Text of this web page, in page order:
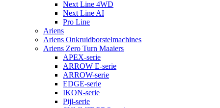
Next Line 4WD
Next Line AI
Pro Line
Ariens
Ariens Onkruidborstelmachines
Ariens Zero Turn Maaiers
APEX-serie
ARROW E-serie
ARROW-serie
EDGE-serie
IKON-serie
Pijl-serie